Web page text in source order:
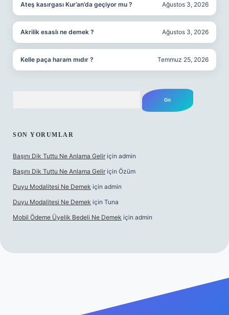
Ateş kasırgası Kur’an’da geçiyor mu ? Ağustos 3, 2026
Akrilik esaslı ne demek ? Ağustos 3, 2026
Kelle paça haram mıdır ? Temmuz 25, 2026
SON YORUMLAR
Başını Dik Tuttu Ne Anlama Gelir için admin
Başını Dik Tuttu Ne Anlama Gelir için Özüm
Duyu Modalitesi Ne Demek için admin
Duyu Modalitesi Ne Demek için Tuna
Mobil Ödeme Üyelik Bedeli Ne Demek için admin